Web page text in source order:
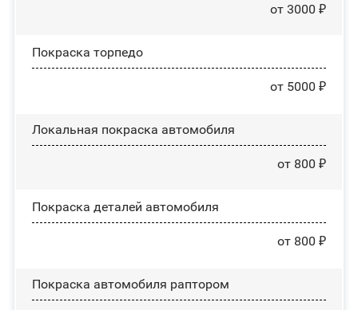
от 3000 ₽
Покраска торпедо
от 5000 ₽
Локальная покраска автомобиля
от 800 ₽
Покраска деталей автомобиля
от 800 ₽
Покраска автомобиля раптором